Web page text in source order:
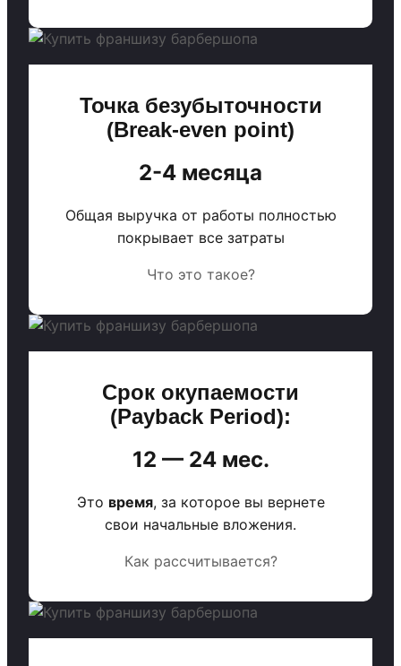
Точка безубыточности
(Break-even point)
2-4 месяца
Общая выручка от работы полностью
покрывает все затраты
Что это такое?
Срок окупаемости
(Payback Period):
12 — 24 мес.
Это время, за которое вы вернете
свои начальные вложения.
Как рассчитывается?